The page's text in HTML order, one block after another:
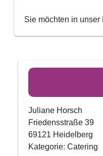
Sie möchten in
Juliane Horsch
Friedensstraße 39
69121 Heidelberg
Kategorie: Catering